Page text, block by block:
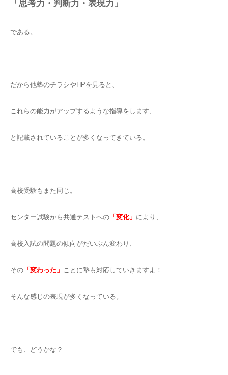
「思考力・判断力・表現力」
である。
だから他塾のチラシやHPを見ると、
これらの能力がアップするような指導をします、
と記載されていることが多くなってきている。
高校受験もまた同じ。
センター試験から共通テストへの 「変化」 により、
高校入試の問題の傾向がだいぶん変わり、
その 「変わった」 ことに塾も対応していきますよ！
そんな感じの表現が多くなっている。
でも、どうかな？